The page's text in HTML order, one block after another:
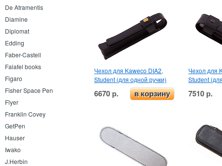
De Atramentis
Diamine
Diplomat
Edding
Faber-Castell
Falafel books
Figaro
Fisher Space Pen
Flyer
Franklin Covey
GetPen
Hauser
Iwako
J.Herbin
Чехол для Kaweco DIA2,
Student (для одной ручки)
6670 р. в корзину
Чехол для
Student
7510 р.